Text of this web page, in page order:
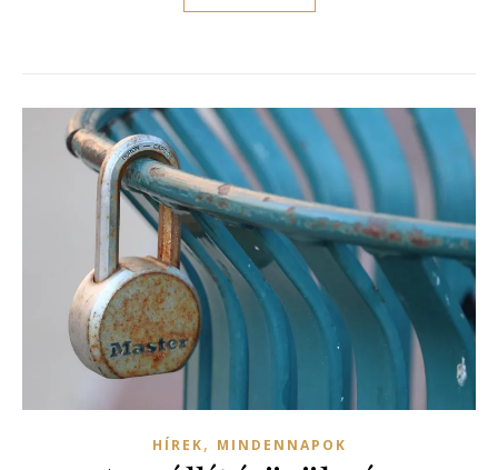
HÍREK, MINDENNAPOK